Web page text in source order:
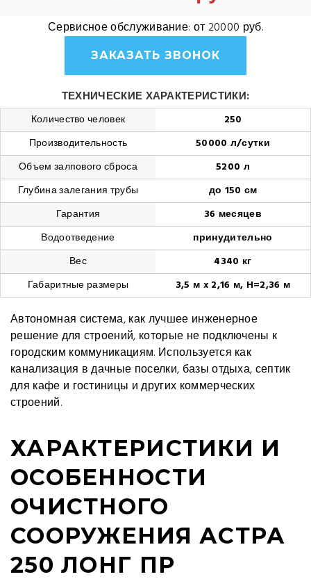
Сервисное обслуживание: от 20000 руб.
ЗАКАЗАТЬ ЗВОНОК
ТЕХНИЧЕСКИЕ ХАРАКТЕРИСТИКИ:
Количество человек
250
Производительность
50000 л/сутки
Объем залпового сброса
5200 л
Глубина залегания трубы
до 150 см
Гарантия
36 месяцев
Водоотведение
принудительно
Вес
4340 кг
Габаритные размеры
3,5 м x 2,16 м, H=2,36 м
Автономная система, как лучшее инженерное
решение для строений, которые не подключены к
городским коммуникациям. Используется как
канализация в дачные поселки, базы отдыха, септик
для кафе и гостиницы и других коммерческих
строений.
ХАРАКТЕРИСТИКИ И
ОСОБЕННОСТИ
ОЧИСТНОГО
СООРУЖЕНИЯ АСТРА
250 ЛОНГ ПР